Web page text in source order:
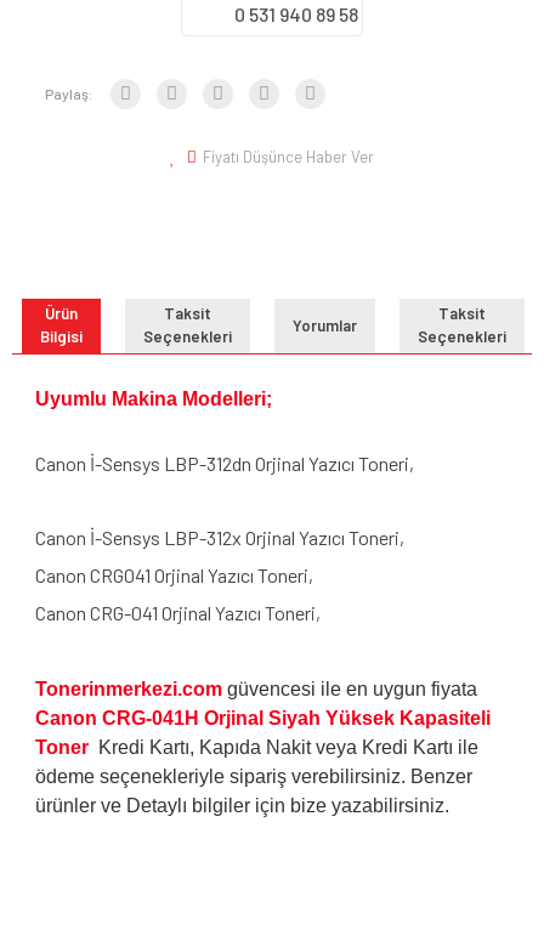
0 531 940 89 58
Paylaş:
Fiyatı Düşünce Haber Ver
Ürün
Bilgisi
Taksit
Seçenekleri
Yorumlar
Taksit
Seçenekleri
Uyumlu Makina Modelleri;
Canon İ-Sensys LBP-312dn Orjinal Yazıcı Toneri,
Canon İ-Sensys LBP-312x Orjinal Yazıcı Toneri,
Canon CRG041 Orjinal Yazıcı Toneri,
Canon CRG-041 Orjinal Yazıcı Toneri,
Tonerinmerkezi.com güvencesi ile en uygun fiyata
Canon CRG-041H Orjinal Siyah Yüksek Kapasiteli
Toner Kredi Kartı, Kapıda Nakit veya Kredi Kartı ile
ödeme seçenekleriyle sipariş verebilirsiniz. Benzer
ürünler ve Detaylı bilgiler için bize yazabilirsiniz.